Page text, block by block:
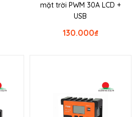
mặt trời PWM 30A LCD +
USB
₫
130.000